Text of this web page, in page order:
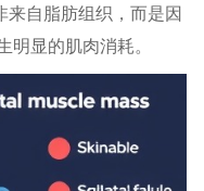
来自脂肪组织，而是因
明显的肌肉消耗。